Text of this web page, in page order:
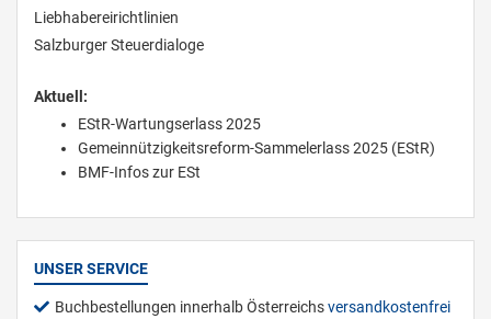
Liebhabereirichtlinien
Salzburger Steuerdialoge
Aktuell:
EStR-Wartungserlass 2025
Gemeinnützigkeitsreform-Sammelerlass 2025 (EStR)
BMF-Infos zur ESt
UNSER SERVICE
Buchbestellungen innerhalb Österreichsversandkostenfrei